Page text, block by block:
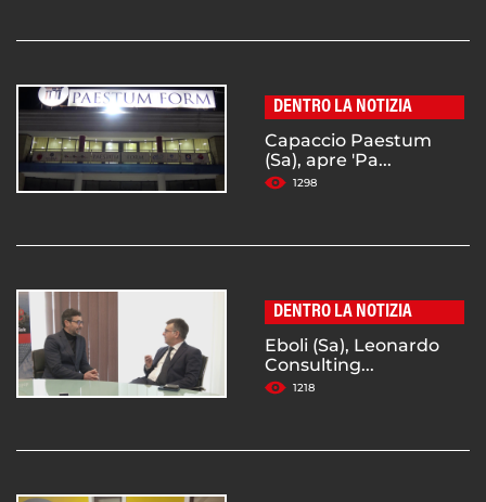
DENTRO LA NOTIZIA
Capaccio Paestum
(Sa), apre 'Pa...
1298
DENTRO LA NOTIZIA
Eboli (Sa), Leonardo
Consulting...
1218